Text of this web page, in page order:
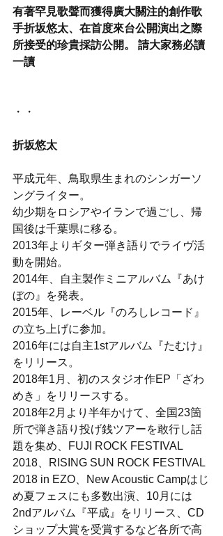
有著罕見歌聲而獲得廣大關注的創作歌
手折坂悠太、在首度來台公開演出之際
所接受的珍貴採訪公開。 請大家務必讀
一讀
・・
折坂悠太
平成元年、鳥取県生まれのシンガーソ
ングライター。
幼少期をロシアやイランで過ごし、帰
国後は千葉県に移る。
2013年よりギター弾き語りでライヴ活
動を開始。
2014年、自主製作ミニアルバム『あけ
ぼの』を発表。
2015年、レーベル『のろしレコード』
の立ち上げに参加。
2016年には自主1stアルバム『たむけ』
をリリース。
2018年1月、初のスタジオ作EP「ざわ
めき」をリリースする。
2018年2月より半年かけて、全国23箇
所で弾き語り投げ銭ツアーを敢行し話
題を集め、FUJI ROCK FESTIVAL
2018、RISING SUN ROCK FESTIVAL
2018 in EZO、New Acoustic Campはじ
め夏フェスにも多数出演、10月には
2ndアルバム『平成』をリリース、CD
ショップ大賞を受賞するなど各所で高